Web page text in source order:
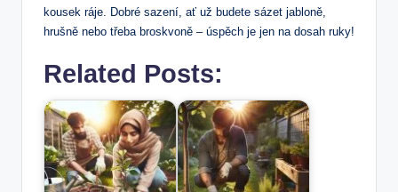
kousek ráje. Dobré sazení, ať už budete sázet jabloně,
hrušně nebo třeba broskvoně – úspěch je jen na dosah ruky!
Related Posts: